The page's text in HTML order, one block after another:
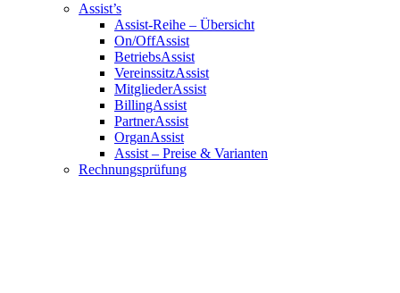
Assist’s
Assist-Reihe – Übersicht
On/OffAssist
BetriebsAssist
VereinssitzAssist
MitgliederAssist
BillingAssist
PartnerAssist
OrganAssist
Assist – Preise & Varianten
Rechnungsprüfung